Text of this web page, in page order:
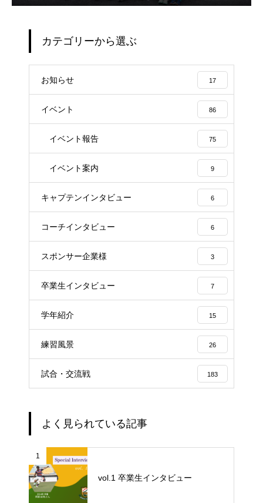
カテゴリーから選ぶ
お知らせ 17
イベント 86
イベント報告 75
イベント案内 9
キャプテンインタビュー 6
コーチインタビュー 6
スポンサー企業様 3
卒業生インタビュー 7
学年紹介 15
練習風景 26
試合・交流戦 183
よく見られている記事
1
vol.1 卒業生インタビュー